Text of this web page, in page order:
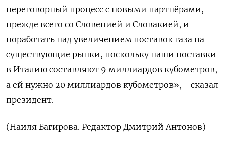
переговорный процесс с новыми партнёрами,
прежде всего со Словенией и Словакией, и
поработать над увеличением поставок газа на
существующие рынки, поскольку наши поставки
в Италию составляют 9 миллиардов кубометров,
а ей нужно 20 миллиардов кубометров», - сказал
президент.
(Наиля Багирова. Редактор Дмитрий Антонов)